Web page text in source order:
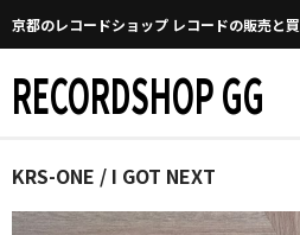
京都のレコードショップ レコードの販売と
RECORDSHOP GG
Home
マイページ
KRS-ONE / I GOT NEXT